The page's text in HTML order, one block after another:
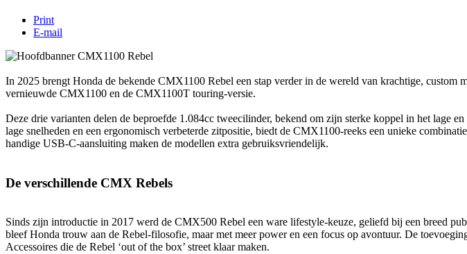
Print
E-mail
In 2025 brengt Honda de bekende CMX1100 Rebel een stap verder in de wereld van krachtige,
vernieuwde CMX1100 en de CMX1100T touring-versie.
Deze drie varianten delen de beproefde 1.084cc tweecilinder, bekend om zijn sterke koppel in het lage
lage snelheden en een ergonomisch verbeterde zitpositie, biedt de CMX1100-reeks een unieke
handige USB-C-aansluiting maken de modellen extra gebruiksvriendelijk.
De verschillende CMX Rebels
Sinds zijn introductie in 2017 werd de CMX500 Rebel een ware lifestyle-keuze, geliefd bij een breed
bleef Honda trouw aan de Rebel-filosofie, maar met meer power en een focus op avontuur. De
Accessoires die de Rebel ‘out of the box’ street klaar maken.